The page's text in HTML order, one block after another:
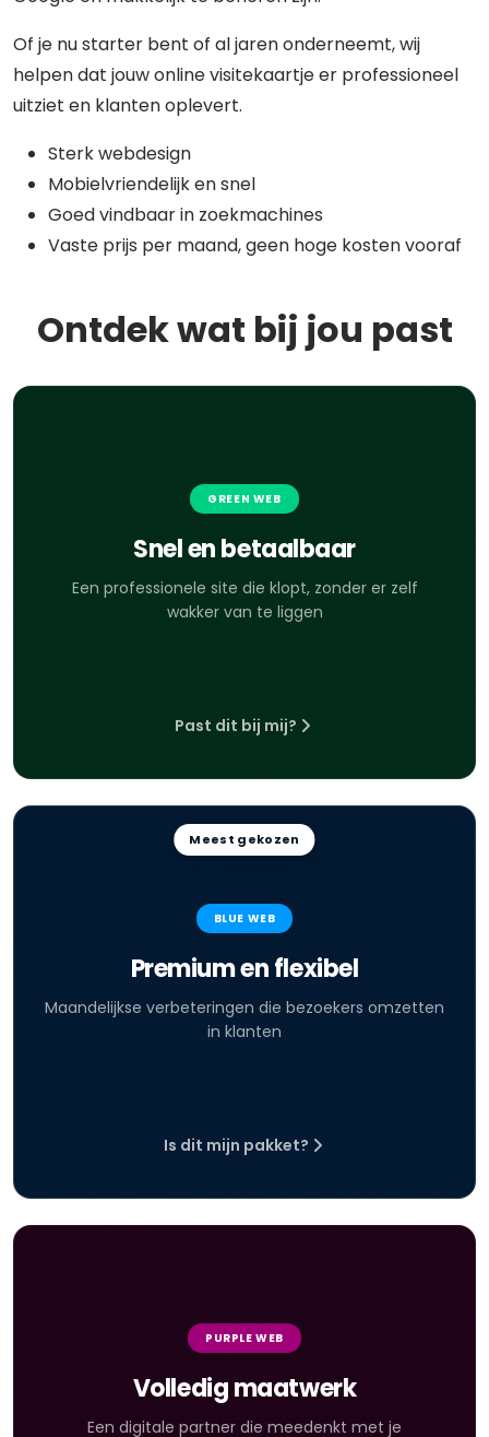
Of je nu starter bent of al jaren onderneemt, wij
helpen dat jouw online visitekaartje er professioneel
uitziet en klanten oplevert.
Sterk webdesign
Mobielvriendelijk en snel
Goed vindbaar in zoekmachines
Vaste prijs per maand, geen hoge kosten vooraf
Ontdek wat bij jou past
GREEN WEB
Snel en betaalbaar
Een professionele site die klopt, zonder er zelf
wakker van te liggen
Past dit bij mij?
Meest gekozen
BLUE WEB
Premium en flexibel
Maandelijkse verbeteringen die bezoekers omzetten
in klanten
Is dit mijn pakket?
PURPLE WEB
Volledig maatwerk
Een digitale partner die meedenkt met je